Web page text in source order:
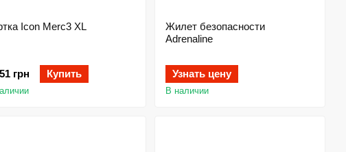
Icon Merc3 XL
грн Купить
Жилет безопасности
Adrenaline
Узнать цену
В наличии